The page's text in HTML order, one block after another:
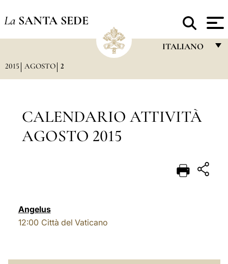
La SANTA SEDE
ITALIANO
DEUTSCH
2015 AGOSTO 2
CALENDARIO ATTIVITÀ
AGOSTO 2015
Angelus
12:00 Città del Vaticano